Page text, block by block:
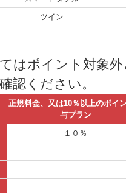
ツイン
はポイント対象
認ください。
正規料金、又は10％以上のポイ
与プラン
１０％